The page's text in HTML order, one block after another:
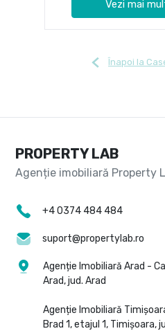
Vezi mai
Înapoi la
PROPERTY LAB
+4 0374 484 484
suport@propertylab.ro
Agenție Imobiliară Arad -
Arad, jud. Arad
Agenție Imobiliară
Brad 1, etajul 1, Timișoara,